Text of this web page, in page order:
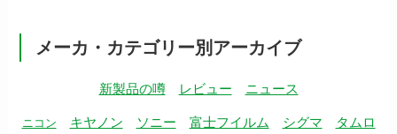
メーカ・カテゴリー別アーカイブ
新製品の噂 レビュー ニュース
ニコン キヤノン ソニー 富士フイルム シグマ
タムロ